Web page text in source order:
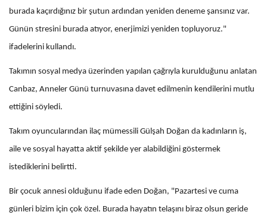
burada kaçırdığınız bir şutun ardından yeniden deneme şansınız var.
Günün stresini burada atıyor, enerjimizi yeniden topluyoruz."
ifadelerini kullandı.
Takımın sosyal medya üzerinden yapılan çağrıyla kurulduğunu anlatan
Canbaz, Anneler Günü turnuvasına davet edilmenin kendilerini mutlu
ettiğini söyledi.
Takım oyuncularından ilaç mümessili Gülşah Doğan da kadınların iş,
aile ve sosyal hayatta aktif şekilde yer alabildiğini göstermek
istediklerini belirtti.
Bir çocuk annesi olduğunu ifade eden Doğan, "Pazartesi ve cuma
günleri bizim için çok özel. Burada hayatın telaşını biraz olsun geride